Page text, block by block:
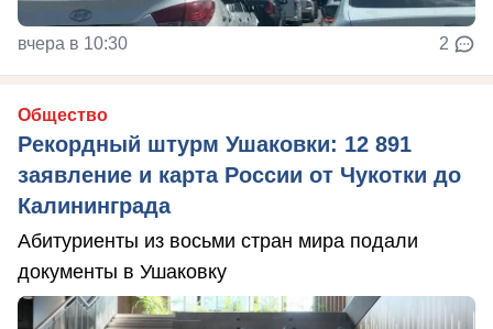
вчера в 10:30 2
Общество
Рекордный штурм Ушаковки: 12 891
заявление и карта России от Чукотки до
Калининграда
Абитуриенты из восьми стран мира подали
документы в Ушаковку